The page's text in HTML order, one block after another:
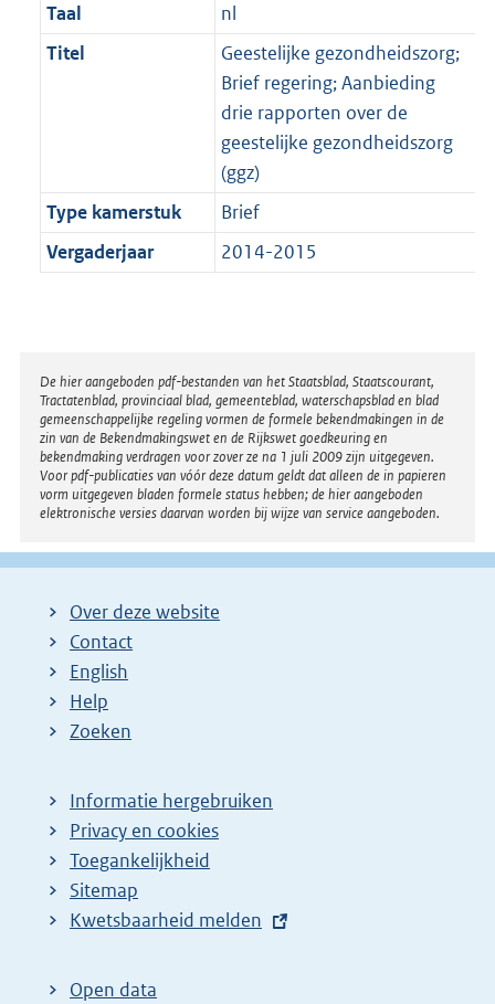
Taal
nl
Titel
Geestelijke gezondheidszorg;
Brief regering; Aanbieding
drie rapporten over de
geestelijke gezondheidszorg
(ggz)
Type kamerstuk
Brief
Vergaderjaar
2014-2015
Disclaimer
De hier aangeboden pdf-bestanden van het Staatsblad, Staatscourant,
Tractatenblad, provinciaal blad, gemeenteblad, waterschapsblad en blad
gemeenschappelijke regeling vormen de formele bekendmakingen in de
zin van de Bekendmakingswet en de Rijkswet goedkeuring en
bekendmaking verdragen voor zover ze na 1 juli 2009 zijn uitgegeven.
Voor pdf-publicaties van vóór deze datum geldt dat alleen de in papieren
vorm uitgegeven bladen formele status hebben; de hier aangeboden
elektronische versies daarvan worden bij wijze van service aangeboden.
Over deze website
Contact
English
Help
Zoeken
Informatie hergebruiken
Privacy en cookies
Toegankelijkheid
Sitemap
E
t
Kwetsbaarheid melden
Open data